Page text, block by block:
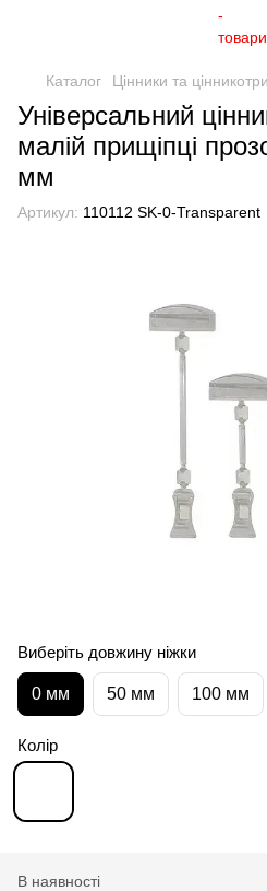
Каталог Цінники та
Універсальний
малій прищіпці
мм
Артикул: 110112 SK-0-Transparent
Виберіть довжину ніжки
0 мм 50 мм 100 мм
Колір
В наявності